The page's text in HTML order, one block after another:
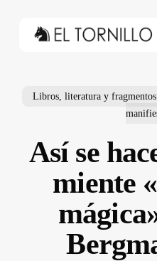
Libros, literatura y fragmentos
Así se
miente